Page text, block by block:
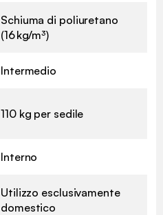
Schiuma di poliuretano
(16 kg/m³)
Intermedio
110 kg per sedile
Interno
Utilizzo esclusivamente
domestico